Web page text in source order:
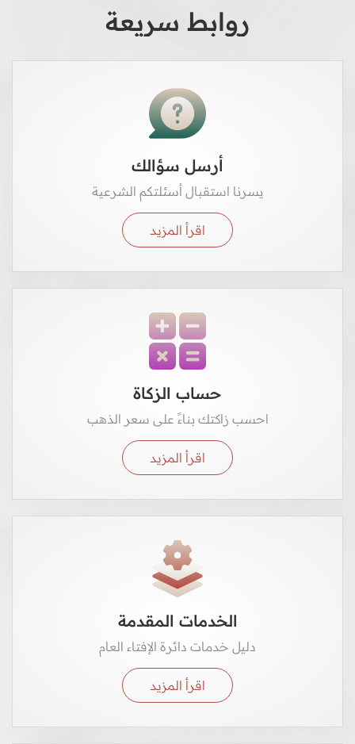
روابط سريعة
أرسل سؤالك
يسرنا استقبال أسئلتكم الشرعية
اقرأ المزيد
حساب الزكاة
احسب زاكتك بناءً على سعر الذهب
اقرأ المزيد
الخدمات المقدمة
دليل خدمات دائرة الإفتاء العام
اقرأ المزيد